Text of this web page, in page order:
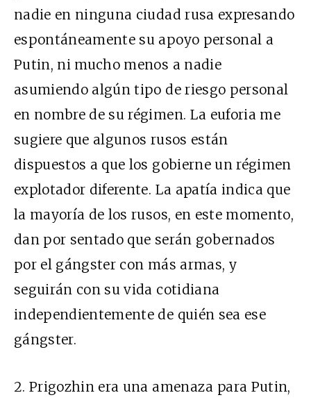
nadie en ninguna ciudad rusa expresando
espontáneamente su apoyo personal a
Putin, ni mucho menos a nadie
asumiendo algún tipo de riesgo personal
en nombre de su régimen. La euforia me
sugiere que algunos rusos están
dispuestos a que los gobierne un régimen
explotador diferente. La apatía indica que
la mayoría de los rusos, en este momento,
dan por sentado que serán gobernados
por el gángster con más armas, y
seguirán con su vida cotidiana
independientemente de quién sea ese
gángster.
2. Prigozhin era una amenaza para Putin,